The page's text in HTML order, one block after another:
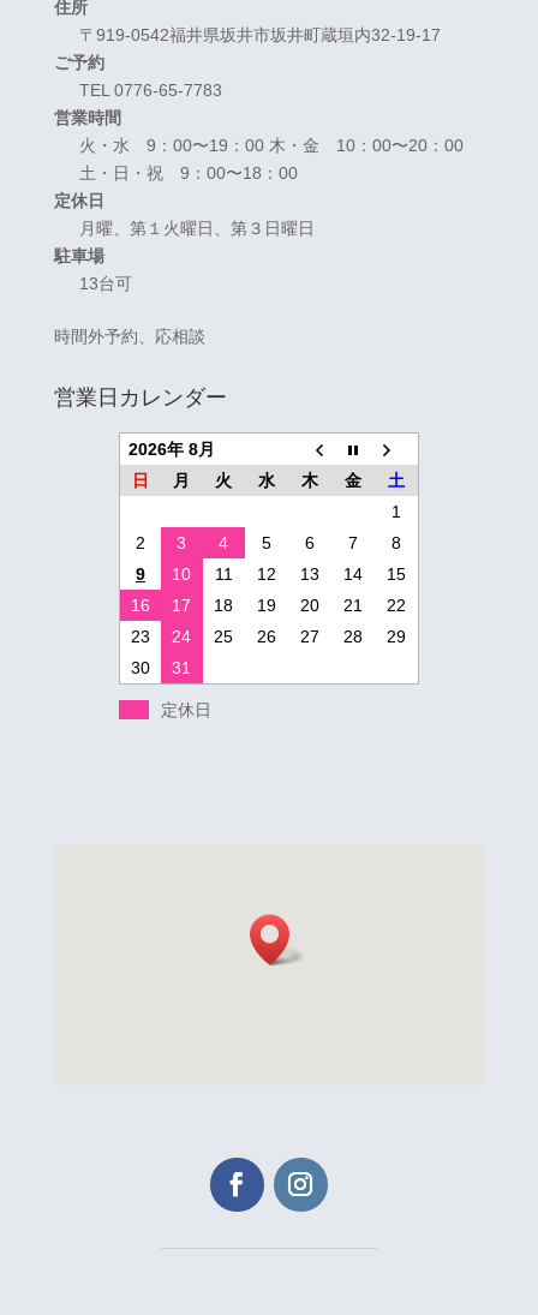
住所
〒919-0542福井県坂井市坂井町蔵垣内32-19-17
ご予約
TEL 0776-65-7783
営業時間
火・水 9：00〜19：00 木・金 10：00〜20：00
土・日・祝 9：00〜18：00
定休日
月曜、第１火曜日、第３日曜日
駐車場
13台可
時間外予約、応相談
営業日カレンダー
2026年 8月
日
月 火 水 木 金
土
1
2
3 4 5 6 7
8
9
10 11 12 13 14
15
16
17 18 19 20 21
22
23
24 25 26 27 28
29
30
31
定休日